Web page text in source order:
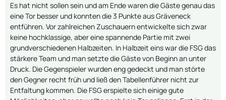
Es hat nicht sollen sein und am Ende waren die Gäste genau das
eine Tor besser und konnten die 3 Punkte aus Gräveneck
entführen. Vor zahlreichen Zuschauern entwickelte sich zwar
keine hochklassige, aber eine spannende Partie mit zwei
grundverschiedenen Halbzeiten. In Halbzeit eins war die FSG das
stärkere Team und man setzte die Gäste von Beginn an unter
Druck. Die Gegenspieler wurden eng gedeckt und man störte
den Gegner recht früh und ließ den Tabellenführer nicht zur
Entfaltung kommen. Die FSG erspielte sich einige gute